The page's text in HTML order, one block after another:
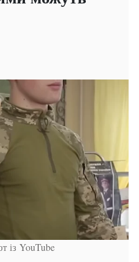
із YouTube